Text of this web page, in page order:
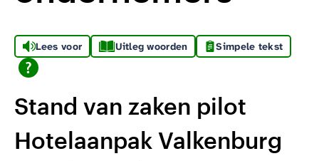
Lees voor Uitleg woorden Simpele tekst
Stand van zaken pilot
Hotelaanpak Valkenburg